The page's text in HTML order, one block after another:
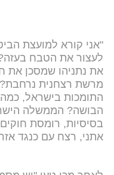
"אני קורא למועצת
לעצור את הטבח
את נתניהו שמסכן את
מרשת רצחנית נרחבת?
התומכות בישראל,
הבושה? הממשלה
בסיסיות, רומסת
אתני, רצח עם כנגד